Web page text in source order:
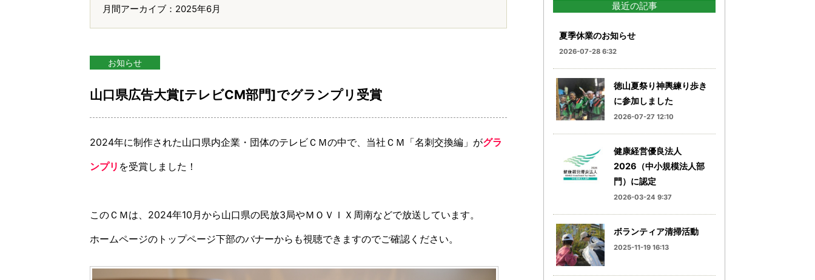
月間アーカイブ：2025年6月
お知らせ
山口県広告大賞[テレビCM部門]でグランプリ受賞
2024年に制作された山口県内企業・団体のテレビＣＭの中で、当社ＣＭ「名刺交換編」がグラ
ンプリ を受賞しました！
このＣＭは、2024年10月から山口県の民放3局やＭＯＶＩＸ周南などで放送しています。
ホームページのトップページ下部のバナーからも視聴できますのでご確認ください。
最近の記事
夏季休業のお知らせ
2026-07-28 6:32
徳山夏祭り神輿練り歩き
に参加しました
2026-07-27 12:10
健康経営優良法人
2026（中小規模法人部
門）に認定
2026-03-24 9:37
ボランティア清掃活動
2025-11-19 16:13